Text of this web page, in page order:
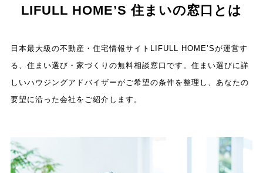
LIFULL HOME’S 住まいの窓口とは
日本最大級の不動産・住宅情報サイトLIFULL HOME’Sが運営す
る、住まい選び・家づくりの無料相談窓口です。住まい選びに詳
しいハウジングアドバイザーがご希望の条件を整理し、あなたの
要望に沿った会社をご紹介します。